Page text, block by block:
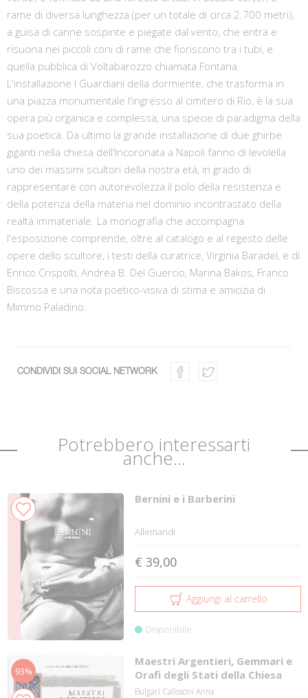
rame di diversa lunghezza (per un totale di circa 2.700 metri),
a guisa di canne sospinte e piegate dal vento, che entra e
risuona nei piccoli coni di rame che fioriscono tra i tubi, e
quella pubblica di Voltabarozzo chiamata Fontana.
L'installazione I Guardiani della dormiente, che trasforma in
una piazza monumentale l'ingresso al cimitero di Rio, è la sua
opera più organica e complessa, una specie di paradigma della
sua poetica. Da ultimo la grande installazione di due ghirbe
giganti nella chiesa dell'Incoronata a Napoli fanno di Ievolella
uno dei massimi scultori della nostra età, in grado di
rappresentare con autorevolezza il polo della resistenza e
della potenza della materia nel dominio incontrastato della
realtà immateriale. La monografia che accompagna
l'esposizione comprende, oltre al catalogo e al regesto delle
opere dello scultore, i testi della curatrice, Virginia Baradel, e di
Enrico Crispolti, Andrea B. Del Guercio, Marina Bakos, Franco
Biscossa e una nota poetico-visiva di stima e amicizia di
Mimmo Paladino.
CONDIVIDI SUI SOCIAL NETWORK
Potrebbero interessarti
anche...
Bernini e i Barberini
Allemandi
€ 39,00
Aggiungi al carrello
Disponibile
93%
Maestri Argentieri, Gemmari e
Orafi degli Stati della Chiesa
Bulgari Calissoni Anna